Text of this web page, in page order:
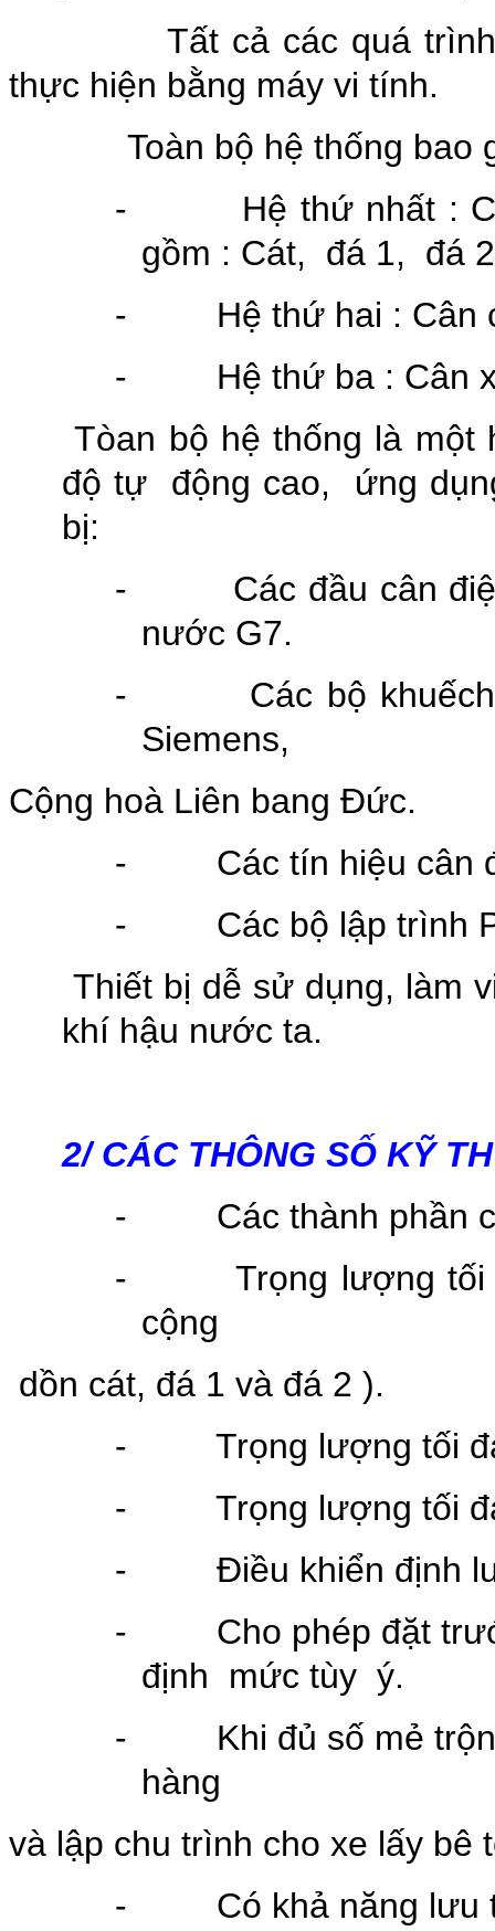
Tất cả các quá trình
thực hiện bằng máy vi tính.
Toàn bộ hệ thống bao
-
Hệ thứ nhất :
gồm : Cát, đá 1, đá 2
-
Hệ thứ hai : Cân
-
Hệ thứ ba : Cân
Tòan bộ hệ thống là một
độ tự động cao, ứng
bị:
-
Các đầu cân
nước G7.
-
Các bộ
Siemens,
Cộng hoà Liên bang Đức.
-
Các tín hiệu cân
-
Các bộ lập trình
Thiết bị dễ sử dụng, làm
khí hậu nước ta.
2/ CÁC THÔNG SỐ KỸ
-
Các thành phần
-
Trọng lượng
cộng
dồn cát, đá 1 và đá 2 ).
-
Trọng lượng tối
-
Trọng lượng tối
-
Điều khiển định
-
Cho phép đặt
định mức tùy ý.
-
Khi đủ số mẻ
hàng
và lập chu trình cho xe lấy bê
-
Có khả năng lưu